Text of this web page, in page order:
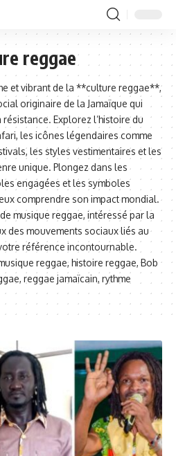
reggae
et vibrant de la **culture reggae**,
originaire de la Jamaïque qui
Explorez l’histoire du
les icônes légendaires comme
les styles vestimentaires et les
unique. Plongez dans les
engagées et les symboles
comprendre son impact mondial.
musique reggae, intéressé par la
des mouvements sociaux liés au
référence incontournable.
reggae, histoire reggae, Bob
reggae jamaïcain, rythme